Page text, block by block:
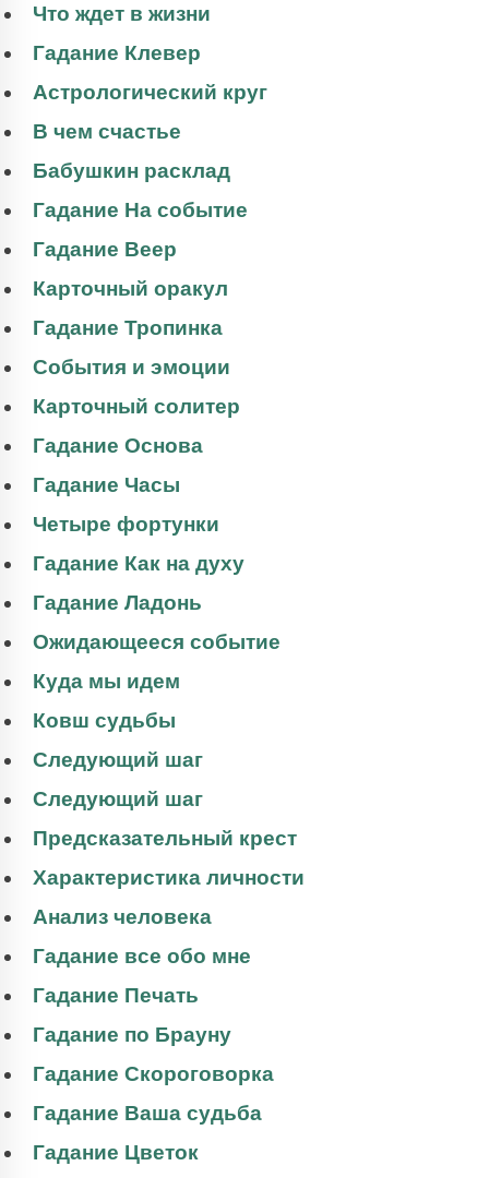
Что ждет в жизни
Гадание Клевер
Астрологический круг
В чем счастье
Бабушкин расклад
Гадание На событие
Гадание Веер
Карточный оракул
Гадание Тропинка
События и эмоции
Карточный солитер
Гадание Основа
Гадание Часы
Четыре фортунки
Гадание Как на духу
Гадание Ладонь
Ожидающееся событие
Куда мы идем
Ковш судьбы
Следующий шаг
Следующий шаг
Предсказательный крест
Характеристика личности
Анализ человека
Гадание все обо мне
Гадание Печать
Гадание по Брауну
Гадание Скороговорка
Гадание Ваша судьба
Гадание Цветок